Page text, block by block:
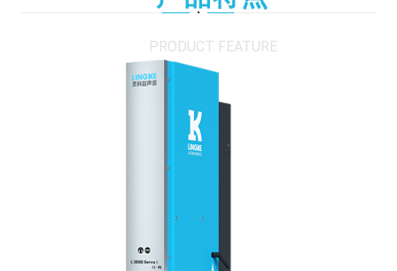
PRODUCT FEATURE